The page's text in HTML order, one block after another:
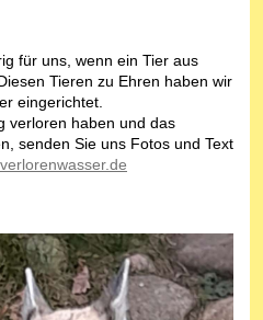
für uns, wenn ein Tier aus
Tieren zu Ehren haben wir
eingerichtet.
verloren haben und das
senden Sie uns Fotos und Text